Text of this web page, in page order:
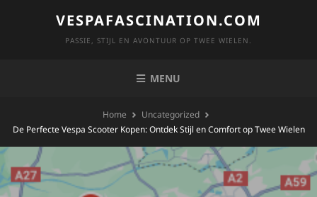
VESPAFASCINATION.COM
PASSIE, STIJL EN AVONTUUR OP TWEE WIELEN.
MENU
Home
Uncategorized
De Perfecte Vespa Scooter Kopen: Ontdek Stijl en Comfort op Twee Wielen